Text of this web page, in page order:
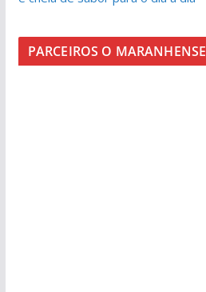
PARCEIROS O MARANHENSE